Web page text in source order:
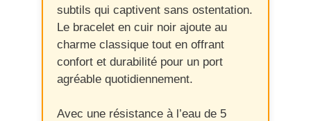
subtils qui captivent sans ostentation.
Le bracelet en cuir noir ajoute au
charme classique tout en offrant
confort et durabilité pour un port
agréable quotidiennement.
Avec une résistance à l’eau de 5